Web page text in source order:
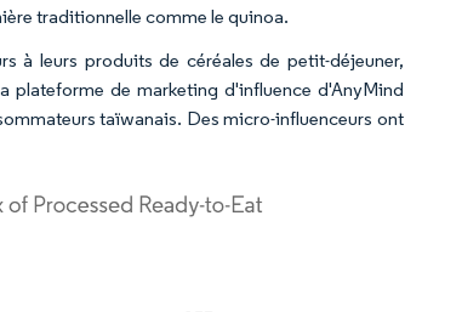
traditionnelle comme le quinoa.
à leurs produits de céréales de petit-déjeuner,
plateforme de marketing d'influence d'AnyMind
taïwanais. Des micro-influenceurs ont